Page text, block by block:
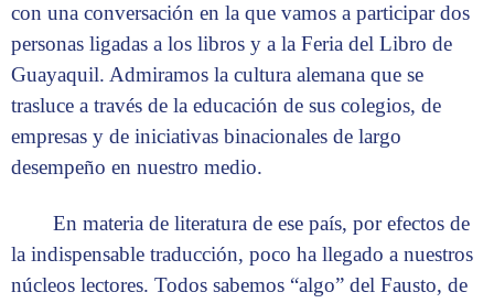
con una conversación en la que vamos a participar dos
personas ligadas a los libros y a la Feria del Libro de
Guayaquil. Admiramos la cultura alemana que se
trasluce a través de la educación de sus colegios, de
empresas y de iniciativas binacionales de largo
desempeño en nuestro medio.
En materia de literatura de ese país, por efectos de
la indispensable traducción, poco ha llegado a nuestros
núcleos lectores. Todos sabemos “algo” del Fausto, de